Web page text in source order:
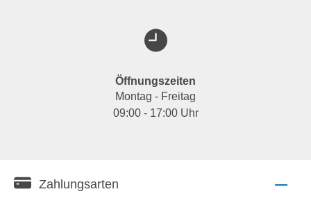
Öffnungszeiten
Montag - Freitag
09:00 - 17:00 Uhr
Zahlungsarten